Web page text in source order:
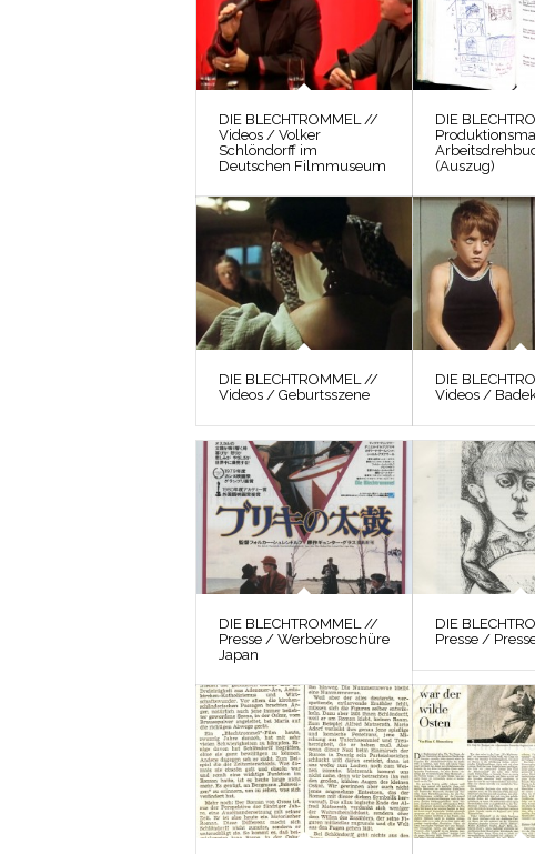
DIE BLECHTROMMEL //
Videos / Volker
Schlöndorff im
Deutschen Filmmuseum
DIE
(Auszug)
DIE BLECHTROMMEL //
Videos / Geburtsszene
DIE
Videos /
DIE BLECHTROMMEL //
Presse / Werbebroschüre
Japan
DIE
Presse /